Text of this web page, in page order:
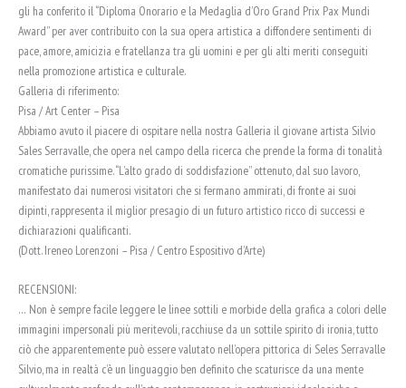
gli ha conferito il “Diploma Onorario e la Medaglia d’Oro Grand Prix Pax Mundi
Award” per aver contribuito con la sua opera artistica a diffondere sentimenti di
pace, amore, amicizia e fratellanza tra gli uomini e per gli alti meriti conseguiti
nella promozione artistica e culturale.
Galleria di riferimento:
Pisa / Art Center – Pisa
Abbiamo avuto il piacere di ospitare nella nostra Galleria il giovane artista Silvio
Sales Serravalle, che opera nel campo della ricerca che prende la forma di tonalità
cromatiche purissime. “L’alto grado di soddisfazione” ottenuto, dal suo lavoro,
manifestato dai numerosi visitatori che si fermano ammirati, di fronte ai suoi
dipinti, rappresenta il miglior presagio di un futuro artistico ricco di successi e
dichiarazioni qualificanti.
(Dott. Ireneo Lorenzoni – Pisa / Centro Espositivo d’Arte)
RECENSIONI:
… Non è sempre facile leggere le linee sottili e morbide della grafica a colori delle
immagini impersonali più meritevoli, racchiuse da un sottile spirito di ironia, tutto
ciò che apparentemente può essere valutato nell’opera pittorica di Seles Serravalle
Silvio, ma in realtà c’è un linguaggio ben definito che scaturisce da una mente